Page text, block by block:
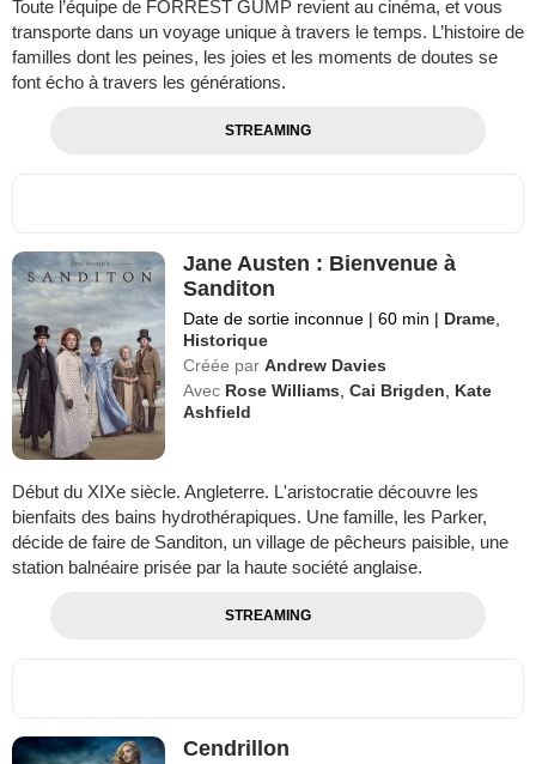
Toute l’équipe de FORREST GUMP revient au cinéma, et vous
transporte dans un voyage unique à travers le temps. L’histoire de
familles dont les peines, les joies et les moments de doutes se
font écho à travers les générations.
STREAMING
Jane Austen : Bienvenue à
Sanditon
Date de sortie inconnue | 60 min | Drame
Historique
Créée par Andrew Davies
Avec Rose Williams ,Cai Brigden
Kate
Ashfield
Début du XIXe siècle. Angleterre. L'aristocratie découvre les
bienfaits des bains hydrothérapiques. Une famille, les Parker,
décide de faire de Sanditon, un village de pêcheurs paisible, une
station balnéaire prisée par la haute société anglaise.
STREAMING
Cendrillon